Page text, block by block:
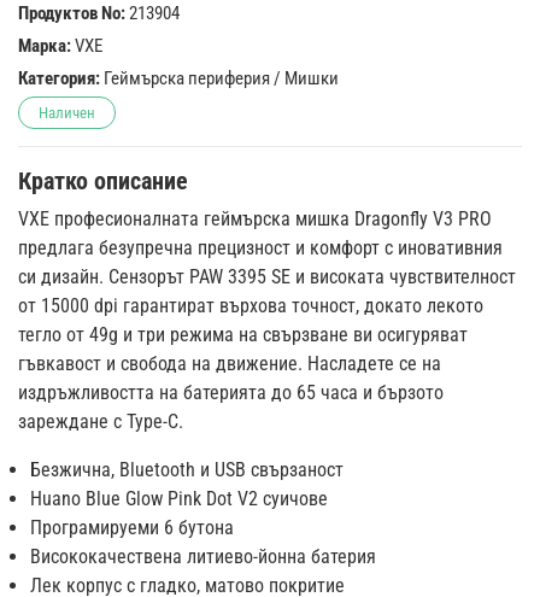
Продуктов No:213904
Марка:VXE
Категория: Геймърска периферия / Мишки
Наличен
Кратко описание
VXE професионалната геймърска мишка Dragonfly V3 PRO
предлага безупречна прецизност и комфорт с иновативния
си дизайн. Сензорът PAW 3395 SE и високата чувствителност
от 15000 dpi гарантират върхова точност, докато лекото
тегло от 49g и три режима на свързване ви осигуряват
гъвкавост и свобода на движение. Насладете се на
издръжливостта на батерията до 65 часа и бързото
зареждане с Type-C.
Безжична, Bluetooth и USB свързаност
Huano Blue Glow Pink Dot V2 суичове
Програмируеми 6 бутона
Висококачествена литиево-йонна батерия
Лек корпус с гладко, матово покритие